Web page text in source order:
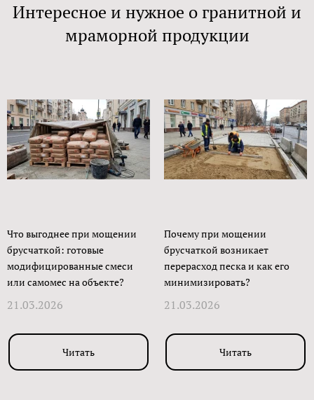
Интересное и нужное о гранитной и
мраморной продукции
Что выгоднее при мощении
брусчаткой: готовые
модифицированные смеси
или самомес на объекте?
21.03.2026
Читать
Почему при мощении
брусчаткой возникает
перерасход песка и как его
минимизировать?
21.03.2026
Читать